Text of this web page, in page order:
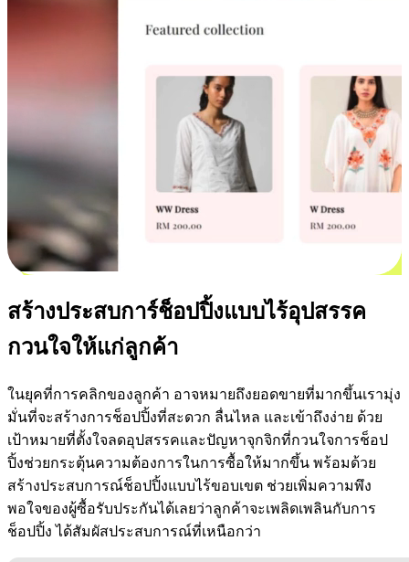
สร้างประสบการ์ช็อปปิ้งแบบไร้อุปสรรค
กวนใจให้แก่ลูกค้า
ในยุคที่การคลิกของลูกค้า อาจหมายถึงยอดขายที่มากขึ้นเรามุ่ง
มั่นที่จะสร้างการช็อปปิ้งที่สะดวก ลื่นไหล และเข้าถึงง่าย ด้วย
เป้าหมายที่ตั้งใจลดอุปสรรคและปัญหาจุกจิกที่กวนใจการช็อป
ปิ้งช่วยกระตุ้นความต้องการในการซื้อให้มากขึ้น พร้อมด้วย
สร้างประสบการณ์ช็อปปิ้งแบบไร้ขอบเขต ช่วยเพิ่มความพึง
พอใจของผู้ซื้อรับประกันได้เลยว่าลูกค้าจะเพลิดเพลินกับการ
ช็อปปิ้ง ได้สัมผัสประสบการณ์ที่เหนือกว่า